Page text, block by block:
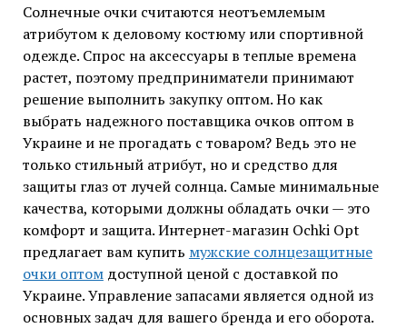
Солнечные очки считаются неотъемлемым
атрибутом к деловому костюму или спортивной
одежде. Спрос на аксессуары в теплые времена
растет, поэтому предприниматели принимают
решение выполнить закупку оптом. Но как
выбрать надежного поставщика очков оптом в
Украине и не прогадать с товаром? Ведь это не
только стильный атрибут, но и средство для
защиты глаз от лучей солнца. Самые минимальные
качества, которыми должны обладать очки — это
комфорт и защита. Интернет-магазин Ochki Opt
предлагает вам купить мужские солнцезащитные
очки оптомдоступной ценой с доставкой по
Украине. Управление запасами является одной из
основных задач для вашего бренда и его оборота.